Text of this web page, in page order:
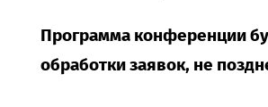
Программа конференции
обработки заявок, не